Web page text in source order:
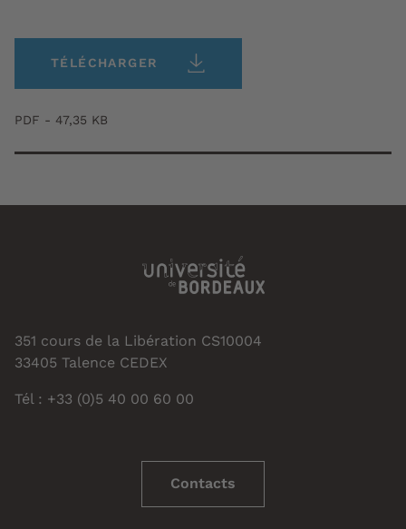
TÉLÉCHARGER
PDF - 47,35 KB
351 cours de la Libération CS10004
33405 Talence CEDEX
Tél : +33 (0)5 40 00 60 00
Contacts